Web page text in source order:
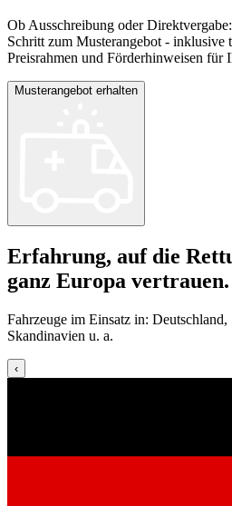
Ob Ausschreibung oder
Schritt zum Musterangebot - inklusive
Preisrahmen und Förderhinweisen für
Musterangebot erhalten
Erfahrung, auf die
ganz Europa vertrauen.
Fahrzeuge im Einsatz in:
Skandinavien u. a.
‹